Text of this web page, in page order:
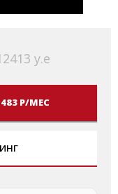
у.е
483 Р/МЕС